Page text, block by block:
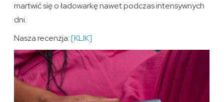
martwić się o ładowarkę nawet podczas intensywnych
dni.
Nasza recenzja:[KLIK]